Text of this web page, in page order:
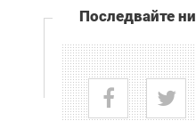
Последвайте ни